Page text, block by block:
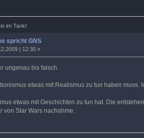
im Tank!
spricht GNS
| 12:30 »
ungenau bis falsch.
etwas mit Realismus zu tun haben muss.
etwas mit Geschichten zu tun hat. Die
von Star Wars nachahme.